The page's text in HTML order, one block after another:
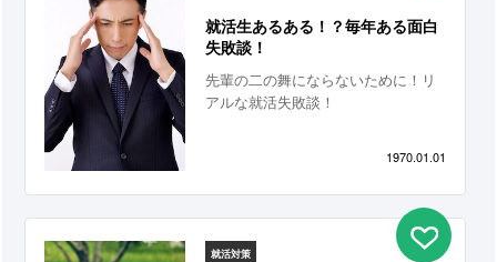
ップにつながるでしょう
就活生あるある！？毎年ある面白
失敗談！
先輩の二の舞にならないために！リ
アルな就活失敗談！
1970.01.01
就活対策